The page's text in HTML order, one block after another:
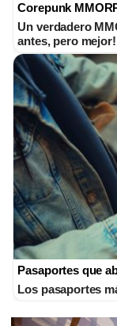
Corepunk
Un verdadero
antes, pero mejor!
Pasaportes que
Los pasaportes